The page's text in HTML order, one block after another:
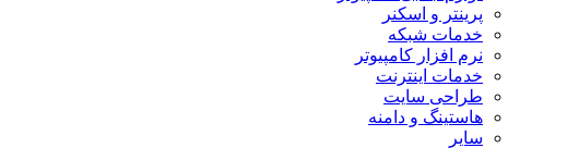
پرینتر و اسکنر
خدمات شبکه
نرم افزار کامپیوتر
خدمات اینترنت
طراحی سایت
هاستینگ و دامنه
سایر